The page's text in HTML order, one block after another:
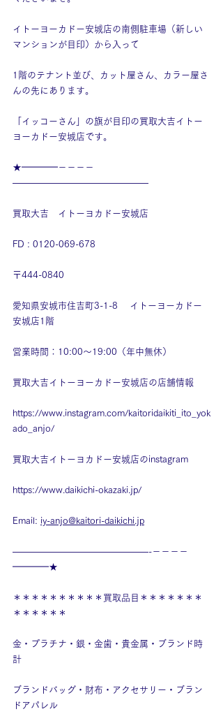
イトーヨーカドー安城店の南側駐車場（新しい
マンションが目印）から入って
1階のテナント並び、カット屋さん、カラー屋さ
んの先にあります。
「イッコーさん」の旗が目印の買取大吉イトー
ヨーカドー安城店です。
★━━━━－－－－
———————————————
買取大吉　イトーヨカドー安城店
FD : 0120-069-678
〒444-0840
愛知県安城市住吉町3-1-8　 イトーヨーカドー
安城店1階
営業時間：10:00～19:00（年中無休）
買取大吉イトーヨーカドー安城店の店舗情報
https://www.instagram.com/kaitoridaikiti_ito_yok
ado_anjo/
買取大吉イトーヨカドー安城店のinstagram
https://www.daikichi-okazaki.jp/
Email: iy-anjo@kaitori-daikichi.jp
———————————————-－－－－
━━━━★
＊＊＊＊＊＊＊＊＊＊買取品目＊＊＊＊＊＊＊
＊＊＊＊＊＊
金・プラチナ・銀・金歯・貴金属・ブランド時
計
ブランドバッグ・財布・アクセサリー・ブラン
ドアパレル